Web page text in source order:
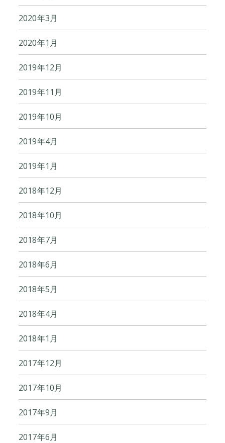
2020年3月
2020年1月
2019年12月
2019年11月
2019年10月
2019年4月
2019年1月
2018年12月
2018年10月
2018年7月
2018年6月
2018年5月
2018年4月
2018年1月
2017年12月
2017年10月
2017年9月
2017年6月